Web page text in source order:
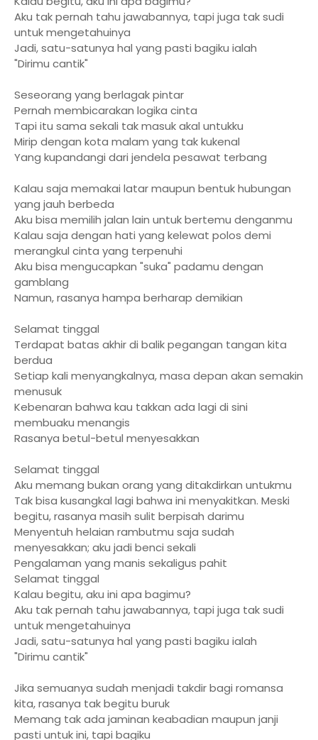
Aku tak pernah tahu jawabannya, tapi juga tak sudi
untuk mengetahuinya
Jadi, satu-satunya hal yang pasti bagiku ialah
"Dirimu cantik"
Seseorang yang berlagak pintar
Pernah membicarakan logika cinta
Tapi itu sama sekali tak masuk akal untukku
Mirip dengan kota malam yang tak kukenal
Yang kupandangi dari jendela pesawat terbang
Kalau saja memakai latar maupun bentuk hubungan
yang jauh berbeda
Aku bisa memilih jalan lain untuk bertemu denganmu
Kalau saja dengan hati yang kelewat polos demi
merangkul cinta yang terpenuhi
Aku bisa mengucapkan "suka" padamu dengan
gamblang
Namun, rasanya hampa berharap demikian
Selamat tinggal
Terdapat batas akhir di balik pegangan tangan kita
berdua
Setiap kali menyangkalnya, masa depan akan semakin
menusuk
Kebenaran bahwa kau takkan ada lagi di sini
membuaku menangis
Rasanya betul-betul menyesakkan
Selamat tinggal
Aku memang bukan orang yang ditakdirkan untukmu
Tak bisa kusangkal lagi bahwa ini menyakitkan. Meski
begitu, rasanya masih sulit berpisah darimu
Menyentuh helaian rambutmu saja sudah
menyesakkan; aku jadi benci sekali
Pengalaman yang manis sekaligus pahit
Selamat tinggal
Kalau begitu, aku ini apa bagimu?
Aku tak pernah tahu jawabannya, tapi juga tak sudi
untuk mengetahuinya
Jadi, satu-satunya hal yang pasti bagiku ialah
"Dirimu cantik"
Jika semuanya sudah menjadi takdir bagi romansa
kita, rasanya tak begitu buruk
Memang tak ada jaminan keabadian maupun janji
pasti untuk ini, tapi bagiku